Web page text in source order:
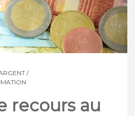
/
recours au